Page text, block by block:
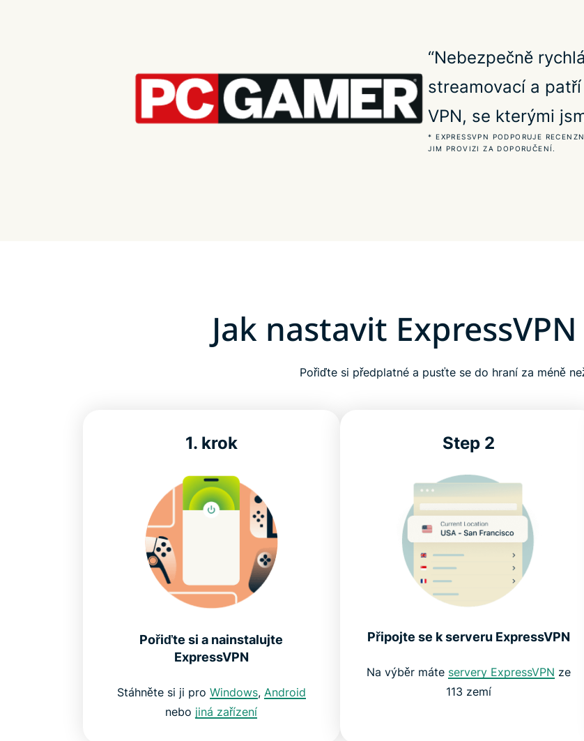
“Nebezpečně
streamovací a
VPN, se kterými
* EXPRESSVPN PODPORUJE
JIM PROVIZI ZA DOPORUČENÍ.
Jak nastavit
Pořiďte si předplatné a pusťte se do hraní za méně
1. krok
Pořiďte si a nainstalujte
ExpressVPN
Stáhněte si ji pro Windows, Android
nebo jiná zařízení
Step 2
Připojte se k serveru ExpressVPN
Na výběr máte servery ExpressVPN ze
113 zemí